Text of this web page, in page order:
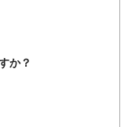
か？